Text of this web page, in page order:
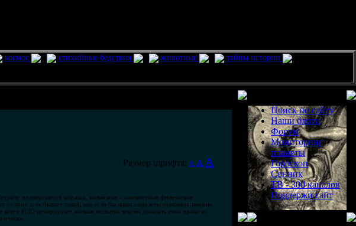
космос стихийные бедствия животные
тайны истории
Размер шрифта: A A A
подвергаются миражи, возможно - неизвестные физические
этих атак бывает такой, как если бы наши самолеты атаковали именно
НЛО игнорируют жалкие попытки землян доказать свое право на
Поиск по сайту
Наши блоги
Форум
Мониторинг
планеты
Гороскоп
Сонник
ТВ - 300 каналов
Поддержи сайт